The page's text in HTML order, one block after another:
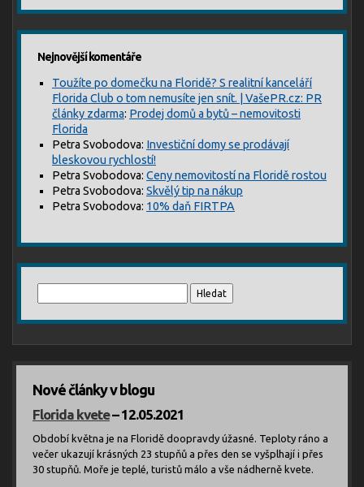
Nejnovější komentáře
Toužíte po domečku na Floridě? S realitní kanceláří
Florida Club o tom nemusíte jen snít. | VašePR.cz: PR
články zdarma: Prodej domů a bytů – nemovitosti
Florida
Petra Svobodova: Investiční domy se prodávají
bleskovou rychlostí!
Petra Svobodova: Ceny nemovitostí na Floridě rostou
Petra Svobodova: Skvělý tip na nákup
Petra Svobodova: 10% daň FIRTPA
Nové články v blogu
Florida kvete– 12.05.2021
Období května je na Floridě doopravdy úžasné. Teploty ráno a
večer ukazují krásných 23 stupňů a přes den se vyšplhají i přes
30 stupňů. Moře je teplé, turistů málo a vše nádherně kvete.